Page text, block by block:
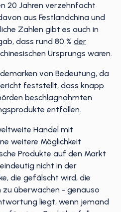
20 Jahren verzehnfacht
aus Festlandchina und
Zahlen gibt es auch in
dass rund 80 % der
chinesischen Ursprungs waren.
von Bedeutung, da
feststellt, dass knapp
beschlagnahmten
entfallen.
Handel mit
weitere Möglichkeit
Produkte auf den Markt
nicht in der
die gefälscht wird, die
zu überwachen - genauso
liegt, wenn jemand